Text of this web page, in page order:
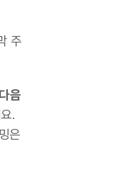
주
음
.
은